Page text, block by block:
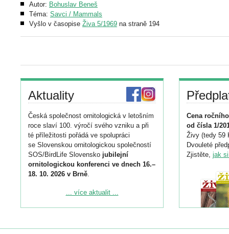
Autor: Bohuslav Beneš
Téma: Savci / Mammals
Vyšlo v časopise Živa 5/1969 na straně 194
Aktuality
Česká společnost ornitologická v letošním
roce slaví 100. výročí svého vzniku a při
té příležitosti pořádá ve spolupráci
se Slovenskou ornitologickou společností
SOS/BirdLife Slovensko jubilejní
ornitologickou konferenci ve dnech 16.–
18. 10. 2026 v Brně.
Podrobnější informace ke konferenci
Registrovat se můžete do 6. září.
... více aktualit ...
Cena
od čísla 1/
Živy (tedy 59
Dvouleté
Zjistěte, jak